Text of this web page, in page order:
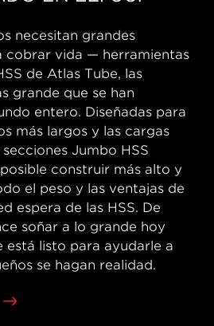
necesitan grandes
cobrar vida — herramientas
de Atlas Tube, las
grande que se han
entero. Diseñadas para
más largos y las cargas
Jumbo HSS
construir más alto y
el peso y las ventajas de
espera de las HSS. De
soñar a lo grande hoy
está listo para ayudarle a
se hagan realidad.